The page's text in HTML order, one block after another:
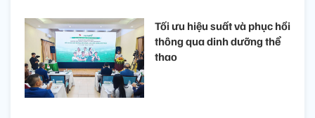
Tối ưu hiệu suất và phục hồi
thông qua dinh dưỡng thể
thao